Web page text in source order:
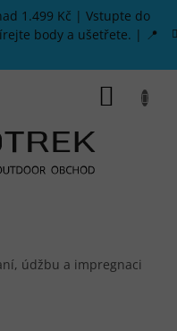
1.499 Kč | Vstupte do
body a ušetřete. | 📍
údžbu a impregnaci